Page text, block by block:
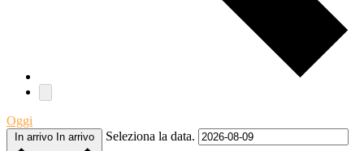
Oggi
In arrivo In arrivo Seleziona la data.